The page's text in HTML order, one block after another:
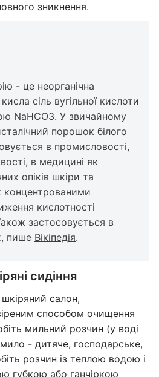
зникнення.
- це неорганічна
сіль вугільної кислоти
NaHCO3. У звичайному
порошок білого
в промисловості,
в медицині як
опіків шкіри та
концентрованими
кислотності
застосовується в
пише Вікіпедія.
сидіння
салон,
способом очищення
мильний розчин (у воді
- дитяче, господарське,
розчин із теплою водою і
губкою або ганчіркою